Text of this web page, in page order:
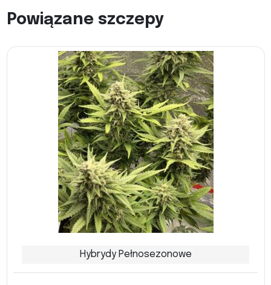
Powiązane szczepy
Hybrydy Pełnosezonowe